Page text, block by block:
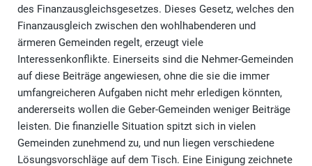
des Finanzausgleichsgesetzes. Dieses Gesetz, welches den
Finanzausgleich zwischen den wohlhabenderen und
ärmeren Gemeinden regelt, erzeugt viele
Interessenkonflikte. Einerseits sind die Nehmer-Gemeinden
auf diese Beiträge angewiesen, ohne die sie die immer
umfangreicheren Aufgaben nicht mehr erledigen könnten,
andererseits wollen die Geber-Gemeinden weniger Beiträge
leisten. Die finanzielle Situation spitzt sich in vielen
Gemeinden zunehmend zu, und nun liegen verschiedene
Lösungsvorschläge auf dem Tisch. Eine Einigung zeichnete